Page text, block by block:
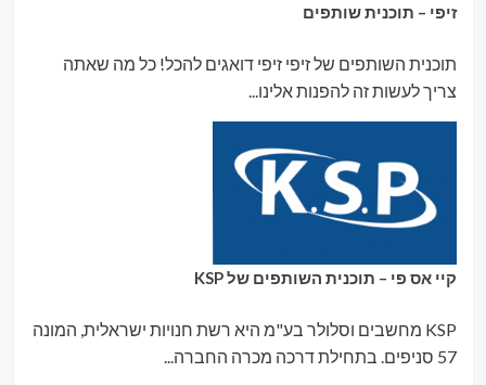
זיפי – תוכנית שותפים
תוכנית השותפים של זיפי זיפי דואגים להכל! כל מה שאתה
צריך לעשות זה להפנות אלינו...
קיי אס פי – תוכנית השותפים של KSP
KSP מחשבים וסלולר בע"מ היא רשת חנויות ישראלית, המונה
57 סניפים. בתחילת דרכה מכרה החברה...